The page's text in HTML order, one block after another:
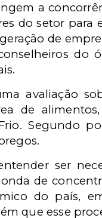
a
do setor para
de
do
avaliação
de
Segundo
ser
de
do país,
que esse